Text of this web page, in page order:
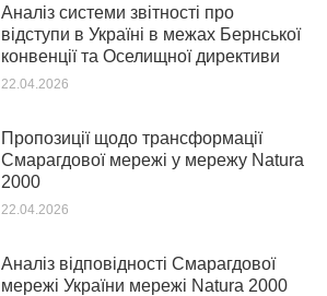
Аналіз системи звітності про
відступи в Україні в межах Бернської
конвенції та Оселищної директиви
22.04.2026
Пропозиції щодо трансформації
Смарагдової мережі у мережу Natura
2000
22.04.2026
Аналіз відповідності Смарагдової
мережі України мережі Natura 2000